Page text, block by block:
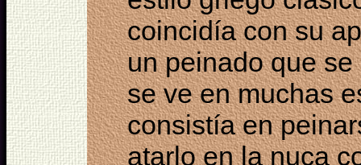
coincidía con su
un peinado que
se ve en muchas
consistía en
atarlo en la nuca